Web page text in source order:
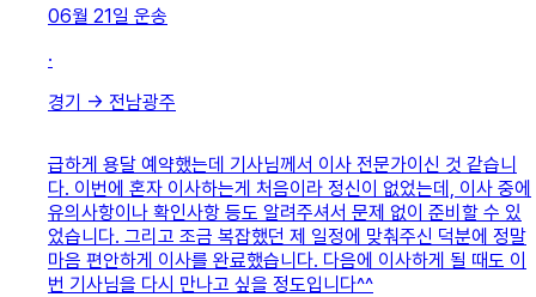
06월 21일 운송
·
경기 → 전남광주
급하게 용달 예약했는데 기사님께서 이사 전문가이신 것 같습니
다. 이번에 혼자 이사하는게 처음이라 정신이 없었는데, 이사 중에
유의사항이나 확인사항 등도 알려주셔서 문제 없이 준비할 수 있
었습니다. 그리고 조금 복잡했던 제 일정에 맞춰주신 덕분에 정말
마음 편안하게 이사를 완료했습니다. 다음에 이사하게 될 때도 이
번 기사님을 다시 만나고 싶을 정도입니다^^